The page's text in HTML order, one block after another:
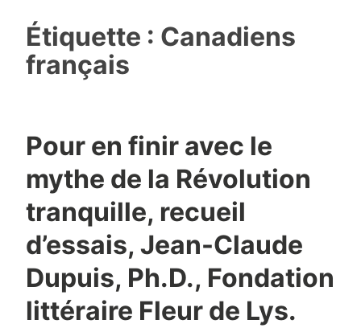
Étiquette : Canadiens
français
Pour en finir avec le
mythe de la Révolution
tranquille, recueil
d’essais, Jean-Claude
Dupuis, Ph.D., Fondation
littéraire Fleur de Lys.